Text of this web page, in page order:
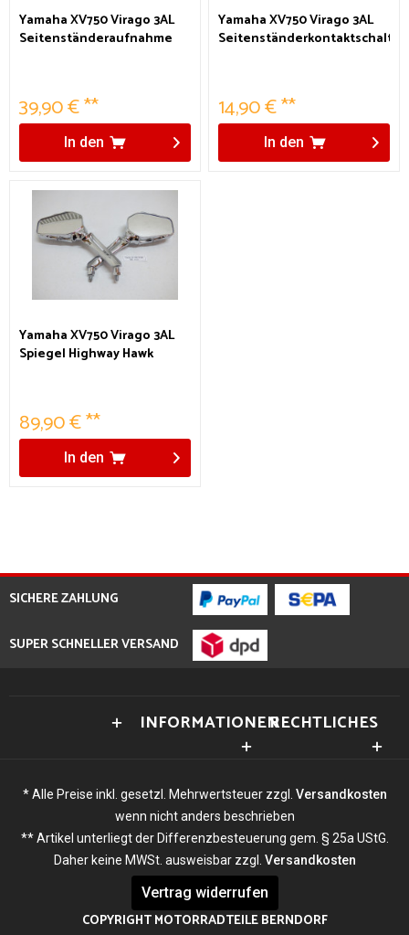
Yamaha XV750 Virago 3AL
Seitenständeraufnahme
39,90 € **
In den
Yamaha XV750 Virago 3AL
Seitenständerkontaktschalter
14,90 € **
In den
Yamaha XV750 Virago 3AL
Spiegel Highway Hawk
89,90 € **
In den
SICHERE ZAHLUNG
SUPER SCHNELLER VERSAND
INFORMATIONENRECHTLICHES
* Alle Preise inkl. gesetzl. Mehrwertsteuer zzgl. Versandkosten
wenn nicht anders beschrieben
** Artikel unterliegt der Differenzbesteuerung gem. § 25a UStG.
Daher keine MWSt. ausweisbar zzgl. Versandkosten
Vertrag widerrufen
COPYRIGHT MOTORRADTEILE BERNDORF